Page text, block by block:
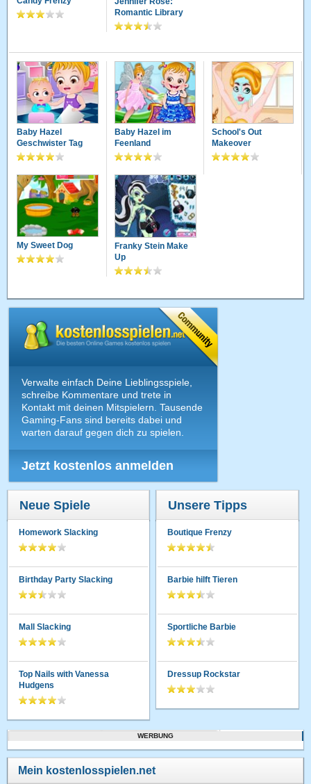
Romantic Library
Baby Hazel
Geschwister Tag
Baby Hazel im
Feenland
School's Out
Makeover
My Sweet Dog
Franky Stein Make
Up
Verwalte einfach Deine Lieblingsspiele,
schreibe Kommentare und trete in
Kontakt mit deinen Mitspielern. Tausende
Gaming-Fans sind bereits dabei und
warten darauf gegen dich zu spielen.
Jetzt kostenlos anmelden
Neue Spiele
Homework Slacking
Birthday Party Slacking
Mall Slacking
Top Nails with Vanessa
Hudgens
Unsere Tipps
Boutique Frenzy
Barbie hilft Tieren
Sportliche Barbie
Dressup Rockstar
WERBUNG
Mein kostenlosspielen.net